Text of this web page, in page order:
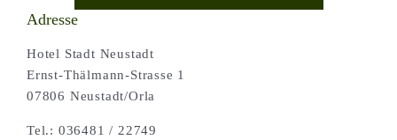
Zahlungsweisen |
Adresse
Hotel Stadt Neustadt
Ernst-Thälmann-Strasse 1
07806 Neustadt/Orla
Tel.: 036481 / 22749